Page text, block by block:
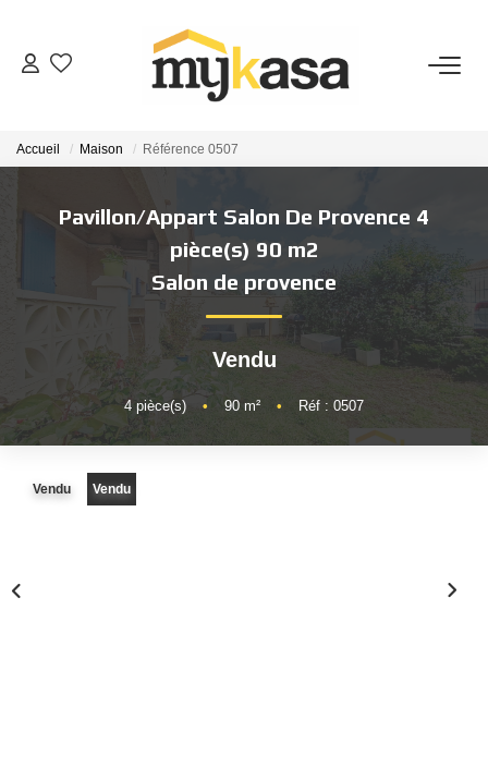
VENTES
ESTIMATION
NOTRE AGENCE
Accueil Maison Référence 0507
Pavillon/Appart Salon De Provence 4
pièce(s) 90 m2
Salon de provence
Vendu
4 pièce(s) • 90 m² • Réf : 0507
Vendu Vendu